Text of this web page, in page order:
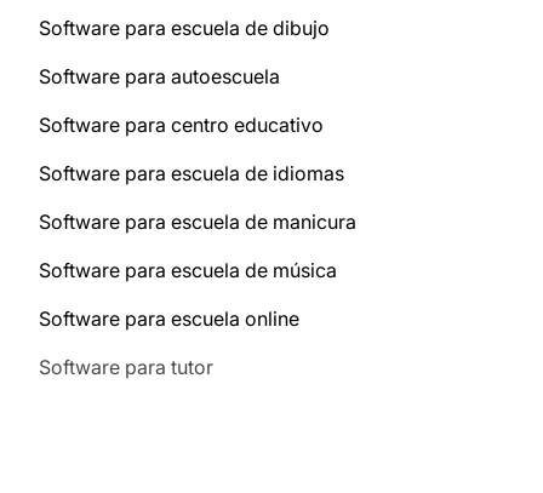
Software para escuela de dibujo
Software para autoescuela
Software para centro educativo
Software para escuela de idiomas
Software para escuela de manicura
Software para escuela de música
Software para escuela online
Software para tutor